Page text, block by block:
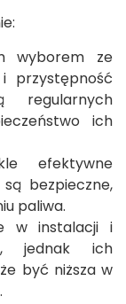
wyborem ze
przystępność
regularnych
ich
efektywne
bezpieczne,
paliwa.
w instalacji i
jednak ich
być niższa w